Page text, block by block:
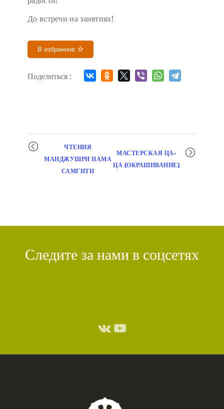
До встречи на занятиях!
В избранное
Поделиться :
Мероприятие
навигация
ЧТЕНИЯ
МАНДЖУШРИ НАМА
САМГИТИ
МАСТЕРСКАЯ ЦА-
ЦА (ОКРАШИВАНИЕ)
Следите за нами в соцсетях